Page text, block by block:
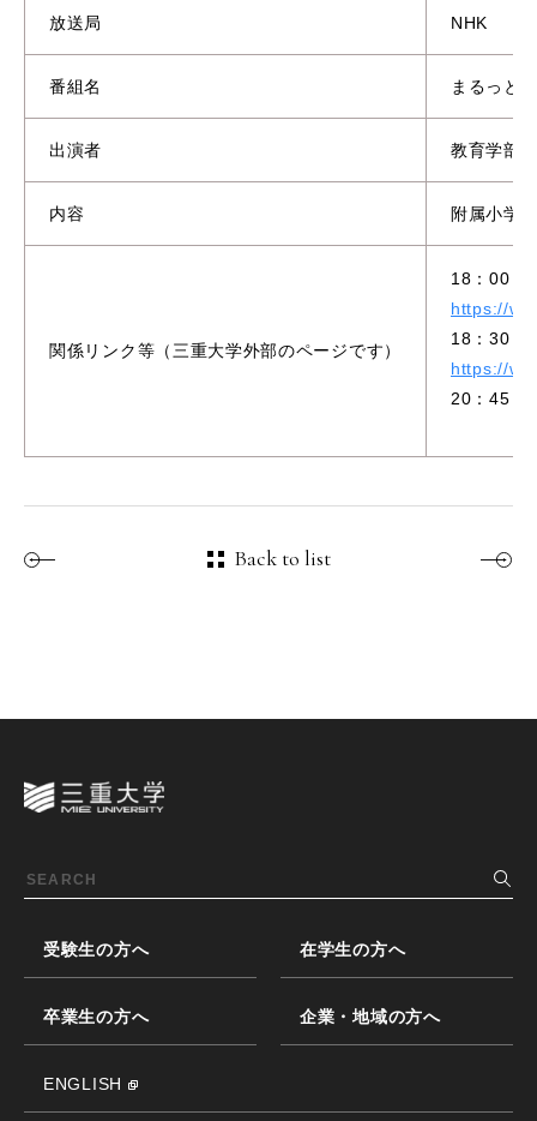
放送局 NHK
番組名 まるっと
出演者 教育学部
内容 附属小学
関係リンク等（三重大学外部のページです）
18：00～
https://
18：30～
https://
20：45
Back to list
受験生の方へ 在学生の方へ
卒業生の方へ 企業・地域の方へ
ENGLISH